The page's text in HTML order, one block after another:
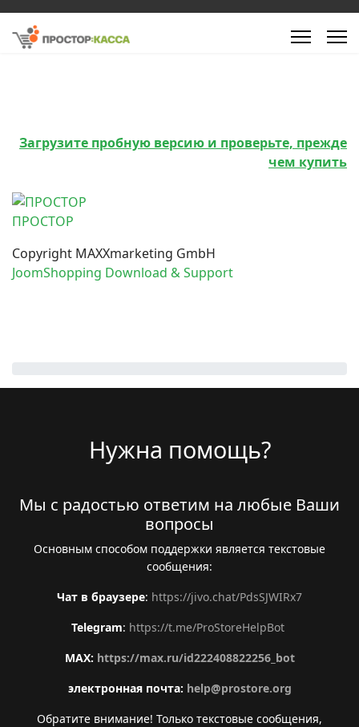
Загрузите пробную версию и проверьте, прежде
чем купить
ПРОСТОР
Copyright MAXXmarketing GmbH
JoomShopping Download & Support
Нужна помощь?
Мы с радостью ответим на любые Ваши
вопросы
Основным способом поддержки является текстовые
сообщения:
Чат в браузере: https://jivo.chat/PdsSJWIRx7
Telegram: https://t.me/ProStoreHelpBot
MAX: https://max.ru/id222408822256_bot
электронная почта: help@prostore.org
Обратите внимание! Только текстовые сообщения,